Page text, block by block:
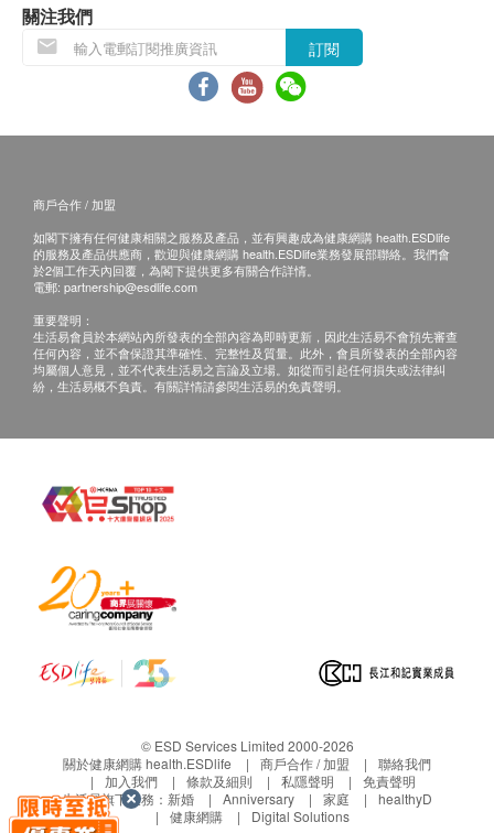
本安裝是不包括減壓閥之費用）
當顧客收取已訂購之貨品時，有責任檢查貨品是否
如有其他損壞或遺漏查詢，顧客必須保留有效收據
正本，並於送貨後3個工作天內按下列方式聯絡健
康網購health.ESDlife客戶服務部跟進。
電郵: support@esdlife.com / 健康網購
health.ESDlife客服熱線: (852) 3151-2288
關注我們
訂閱
商戶合作 / 加盟
如閣下擁有任何健康相關之服務及產品，並有興趣成為健康網購 health.ESDlife
的服務及產品供應商，歡迎與健康網購 health.ESDlife業務發展部聯絡。我們會
於2個工作天內回覆，為閣下提供更多有關合作詳情。
電郵: partnership@esdlife.com
重要聲明：
生活易會員於本網站內所發表的全部內容為即時更新，因此生活易不會預先審查
任何內容，並不會保證其準確性、完整性及質量。此外，會員所發表的全部內容
均屬個人意見，並不代表生活易之言論及立場。如從而引起任何損失或法律糾
紛，生活易概不負責。有關詳情請參閱生活易的免責聲明。
© ESD Services Limited 2000-2026
關於健康網購 health.ESDlife
商戶合作 / 加盟
聯絡我們
加入我們
條款及細則 私隱聲明
免責聲明
生活易旗下業務： 新婚 Anniversary 家庭
healthyD
健康網購
Digital Solutions